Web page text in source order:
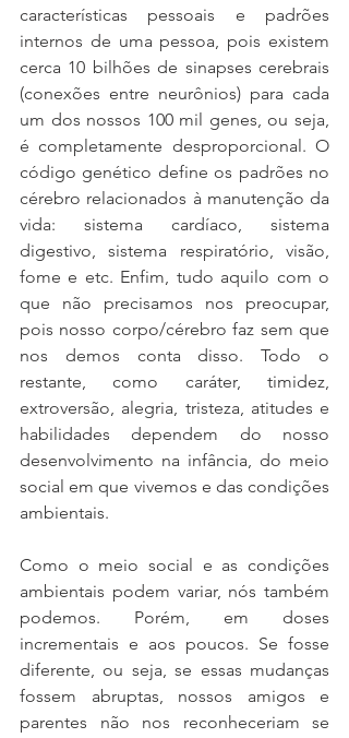
características pessoais e padrões
internos de uma pessoa, pois existem
cerca 10 bilhões de sinapses cerebrais
(conexões entre neurônios) para cada
um dos nossos 100 mil genes, ou seja,
é completamente desproporcional. O
código genético define os padrões no
cérebro relacionados à manutenção da
vida: sistema cardíaco, sistema
digestivo, sistema respiratório, visão,
fome e etc. Enfim, tudo aquilo com o
que não precisamos nos preocupar,
pois nosso corpo/cérebro faz sem que
nos demos conta disso. Todo o
restante, como caráter, timidez,
extroversão, alegria, tristeza, atitudes e
habilidades dependem do nosso
desenvolvimento na infância, do meio
social em que vivemos e das condições
ambientais.
Como o meio social e as condições
ambientais podem variar, nós também
podemos. Porém, em doses
incrementais e aos poucos. Se fosse
diferente, ou seja, se essas mudanças
fossem abruptas, nossos amigos e
parentes não nos reconheceriam se